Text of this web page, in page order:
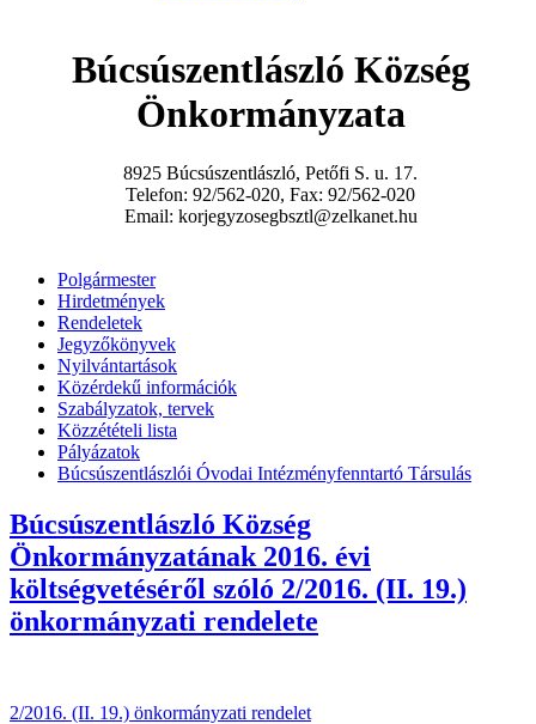
Búcsúszentlászló Község
Önkormányzata
8925 Búcsúszentlászló, Petőfi S. u. 17.
Telefon: 92/562-020, Fax: 92/562-020
Email: korjegyzosegbsztl@zelkanet.hu
Polgármester
Hirdetmények
Rendeletek
Jegyzőkönyvek
Nyilvántartások
Közérdekű információk
Szabályzatok, tervek
Közzétételi lista
Pályázatok
Búcsúszentlászlói Óvodai Intézményfenntartó Társulás
Búcsúszentlászló Község
Önkormányzatának 2016. évi
költségvetéséről szóló 2/2016. (II. 19.)
önkormányzati rendelete
2/2016. (II. 19.) önkormányzati rendelet